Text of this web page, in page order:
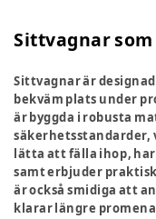
Sittvagnar
Sittvagnar är
bekväm plats under
är byggda i robusta
säkerhetsstandarder,
lätta att fälla ihop,
samt erbjuder
är också smidiga att
klarar längre